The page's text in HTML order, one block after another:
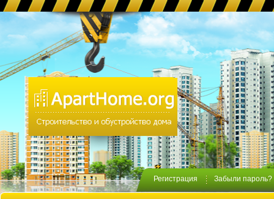
Регистрация Забыли пароль?